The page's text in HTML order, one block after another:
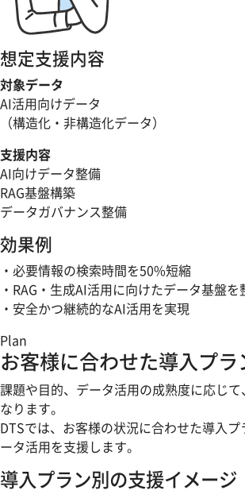
想定支援内容
対象データ
AI活用向けデータ
（構造化・非構造化データ）
支援内容
AI向けデータ整備
RAG基盤構築
データガバナンス整備
効果例
・必要情報の検索時間を50%短縮
・RAG・生成AI活用に向けたデータ基盤を
・安全かつ継続的なAI活用を実現
Plan
お客様に合わせた導入プラ
課題や目的、データ活用の成熟度に応じ
なります。
DTSでは、お客様の状況に合わせた導入
ータ活用を支援します。
導入プラン別の支援イメージ